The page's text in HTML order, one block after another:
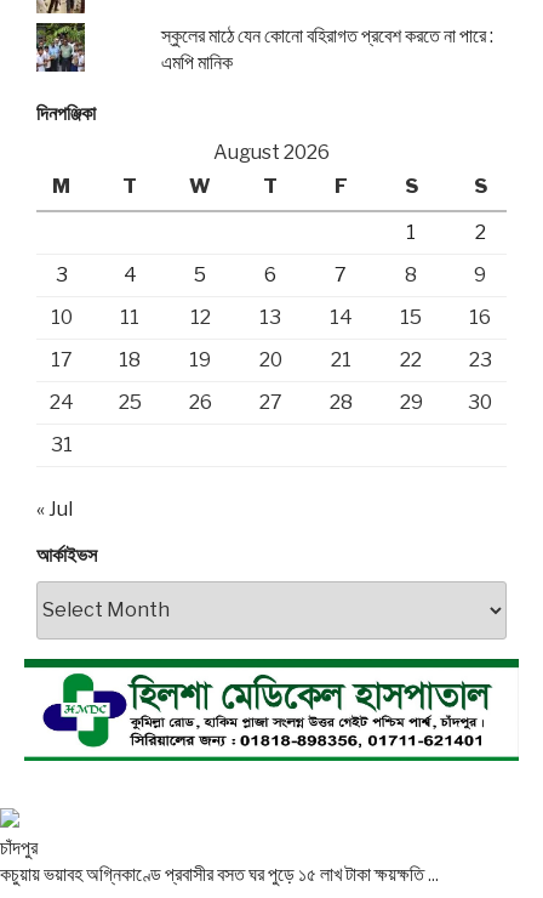
স্কুলের মাঠে যেন কোনো বহিরাগত প্রবেশ করতে না পারে :
এমপি মানিক
দিনপঞ্জিকা
August 2026
M
T W T F S
S
1
2
3
4 5 6 7 8
9
10
11 12 13 14 15
16
17
18 19 20 21 22
23
24
25 26 27 28 29
30
31
« Jul
আর্কাইভস
চাঁদপুর
কচুয়ায় ভয়াবহ অগ্নিকাণ্ডে প্রবাসীর বসত ঘর পুড়ে ১৫ লাখ টাকা ক্ষয়ক্ষতি ...